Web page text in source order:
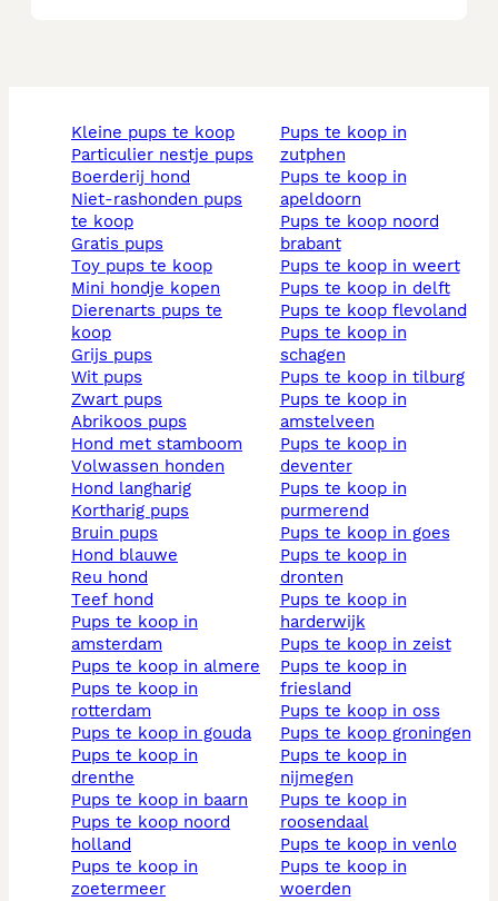
kleine pups te koop
particulier nestje pups
boerderij hond
niet-rashonden pups
te koop
gratis pups
toy pups te koop
mini hondje kopen
dierenarts pups te
koop
grijs pups
wit pups
zwart pups
abrikoos pups
hond met stamboom
volwassen honden
hond langharig
kortharig pups
bruin pups
hond blauwe
reu hond
teef hond
pups te koop in
amsterdam
pups te koop in almere
pups te koop in
rotterdam
pups te koop in gouda
pups te koop in
drenthe
pups te koop in baarn
pups te koop noord
holland
pups te koop in
zoetermeer
pups te koop in
zutphen
pups te koop in
apeldoorn
pups te koop noord
brabant
pups te koop in weert
pups te koop in delft
pups te koop flevoland
pups te koop in
schagen
pups te koop in tilburg
pups te koop in
amstelveen
pups te koop in
deventer
pups te koop in
purmerend
pups te koop in goes
pups te koop in
dronten
pups te koop in
harderwijk
pups te koop in zeist
pups te koop in
friesland
pups te koop in oss
pups te koop groningen
pups te koop in
nijmegen
pups te koop in
roosendaal
pups te koop in venlo
pups te koop in
woerden